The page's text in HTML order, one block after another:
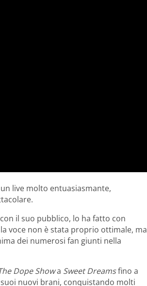
live molto entuasiasmante,
il suo pubblico, lo ha fatto con
voce non è stata proprio ottimale, ma
dei numerosi fan giunti nella
Dope Showa Sweet Dreamsfino a
nuovi brani, conquistando molti